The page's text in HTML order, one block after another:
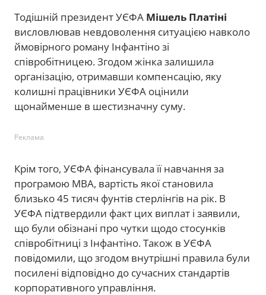
Тодішній президент УЄФА Мішель Платіні
висловлював невдоволення ситуацією навколо
ймовірного роману Інфантіно зі
співробітницею. Згодом жінка залишила
організацію, отримавши компенсацію, яку
колишні працівники УЄФА оцінили
щонайменше в шестизначну суму.
Реклама
Крім того, УЄФА фінансувала її навчання за
програмою MBA, вартість якої становила
близько 45 тисяч фунтів стерлінгів на рік. В
УЄФА підтвердили факт цих виплат і заявили,
що були обізнані про чутки щодо стосунків
співробітниці з Інфантіно. Також в УЄФА
повідомили, що згодом внутрішні правила були
посилені відповідно до сучасних стандартів
корпоративного управління.